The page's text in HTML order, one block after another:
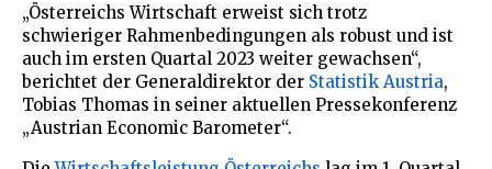
„Österreichs Wirtschaft erweist sich trotz
schwieriger Rahmenbedingungen als robust und ist
auch im ersten Quartal 2023 weiter gewachsen“,
berichtet der Generaldirektor der Statistik Austria,
Tobias Thomas in seiner aktuellen Pressekonferenz
„Austrian Economic Barometer“.